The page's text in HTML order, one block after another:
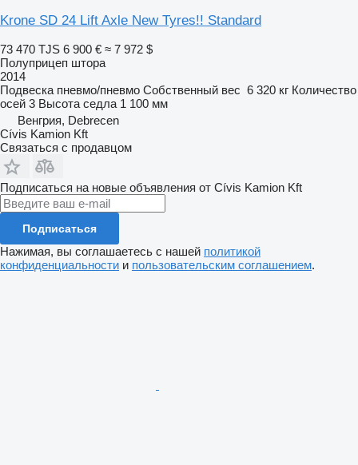
Krone SD 24 Lift Axle New Tyres!! Standard
73 470 TJS 6 900 € ≈ 7 972 $
Полуприцеп штора
2014
Подвеска пневмо/пневмо Собственный вес 6 320 кг Количество
осей 3 Высота седла 1 100 мм
Венгрия, Debrecen
Cívis Kamion Kft
Связаться с продавцом
Подписаться на новые объявления от Cívis Kamion Kft
Подписаться
Нажимая, вы соглашаетесь с нашей политикой
конфиденциальности и пользовательским соглашением.